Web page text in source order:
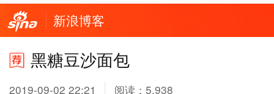
新浪博客
黑糖豆沙面包
2019-09-02 22:21 阅读： 5,938